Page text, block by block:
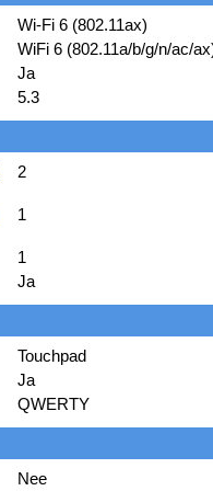
Wi-Fi 6 (802.11ax)
WiFi 6 (802.11a/b/g/n/ac/
Ja
5.3
2
1
1
Ja
Touchpad
Ja
QWERTY
Nee